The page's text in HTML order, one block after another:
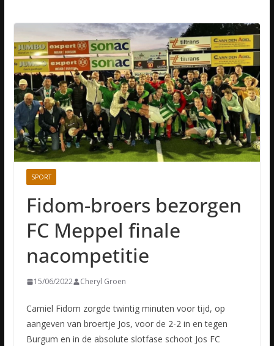
SPORT
Fidom-broers bezorgen
FC Meppel finale
nacompetitie
15/06/2022 Cheryl Groen
Camiel Fidom zorgde twintig minuten voor tijd, op
aangeven van broertje Jos, voor de 2-2 in en tegen
Burgum en in de absolute slotfase schoot Jos FC